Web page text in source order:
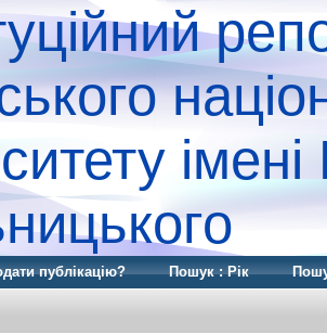
публікацію? Пошук : Рік